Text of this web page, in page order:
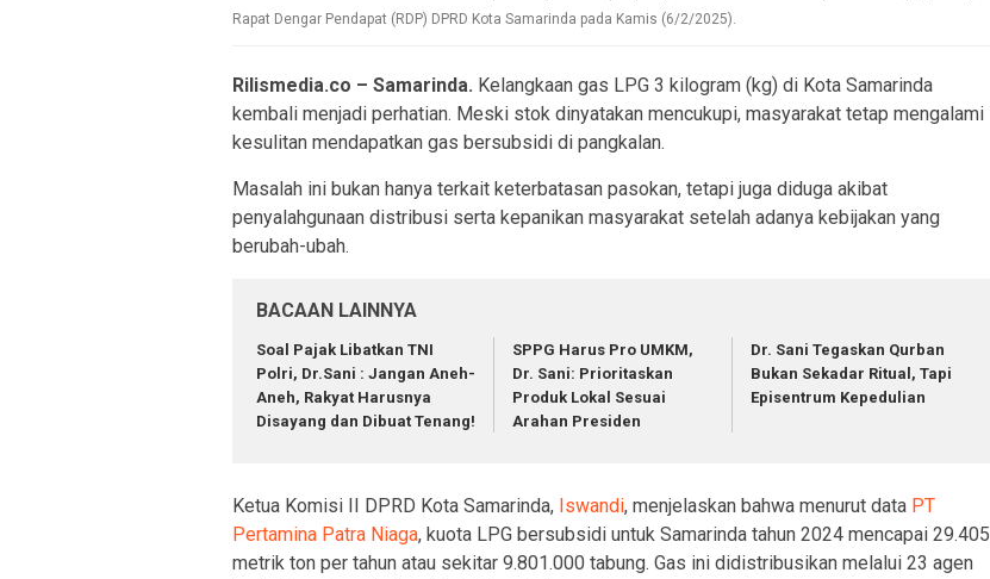
Rapat Dengar Pendapat (RDP) DPRD Kota Samarinda pada Kamis (6/2/2025).
Rilismedia.co – Samarinda. Kelangkaan gas LPG 3 kilogram (kg) di Kota Samarinda
kembali menjadi perhatian. Meski stok dinyatakan mencukupi, masyarakat tetap mengalami
kesulitan mendapatkan gas bersubsidi di pangkalan.
Masalah ini bukan hanya terkait keterbatasan pasokan, tetapi juga diduga akibat
penyalahgunaan distribusi serta kepanikan masyarakat setelah adanya kebijakan yang
berubah-ubah.
BACAAN LAINNYA
Soal Pajak Libatkan TNI
Polri, Dr.Sani : Jangan Aneh-
Aneh, Rakyat Harusnya
Disayang dan Dibuat Tenang!
SPPG Harus Pro UMKM,
Dr. Sani: Prioritaskan
Produk Lokal Sesuai
Arahan Presiden
Dr. Sani Tegaskan Qurban
Bukan Sekadar Ritual, Tapi
Episentrum Kepedulian
Ketua Komisi II DPRD Kota Samarinda, Iswandi, menjelaskan bahwa menurut data PT
Pertamina Patra Niaga, kuota LPG bersubsidi untuk Samarinda tahun 2024 mencapai 29.405
metrik ton per tahun atau sekitar 9.801.000 tabung. Gas ini didistribusikan melalui 23 agen